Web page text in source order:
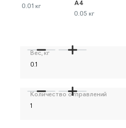
0.01 кг
А4
0.05 кг
Вес, кг
Количество отправлений